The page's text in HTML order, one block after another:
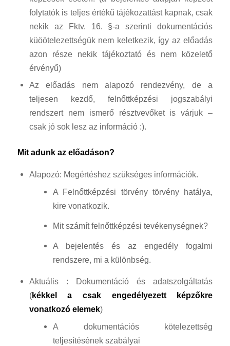
folytatók is teljes értékű tájékozattást kapnak, csak
nekik az Fktv. 16. §-a szerinti dokumentációs
küöötelezettségük nem keletkezik, így az előadás
azon része nekik tájékoztató és nem közelető
érvényű)
Az előadás nem alapozó rendezvény, de a
teljesen kezdő, felnőttképzési jogszabályi
rendszert nem ismerő résztvevőket is várjuk –
csak jó sok lesz az információ :).
Mit adunk az előadáson?
Alapozó: Megértéshez szükséges információk.
A Felnőttképzési törvény törvény hatálya,
kire vonatkozik.
Mit számít felnőttképzési tevékenységnek?
A bejelentés és az engedély fogalmi
rendszere, mi a különbség.
Aktuális : Dokumentáció és adatszolgáltatás
(kékkel a csak engedélyezett képzőkre
vonatkozó elemek)
A dokumentációs kötelezettség
teljesítésének szabályai